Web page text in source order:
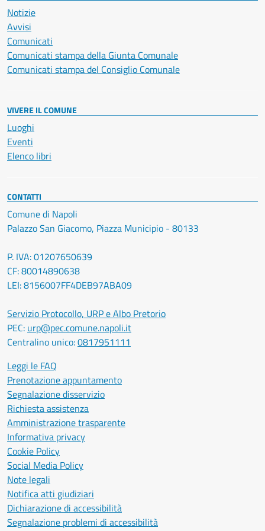
Notizie
Avvisi
Comunicati
Comunicati stampa della Giunta Comunale
Comunicati stampa del Consiglio Comunale
VIVERE IL COMUNE
Luoghi
Eventi
Elenco libri
CONTATTI
Comune di Napoli
Palazzo San Giacomo, Piazza Municipio - 80133
P. IVA: 01207650639
CF: 80014890638
LEI: 8156007FF4DEB97ABA09
Servizio Protocollo, URP e Albo Pretorio
PEC: urp@pec.comune.napoli.it
Centralino unico:0817951111
Leggi le FAQ
Prenotazione appuntamento
Segnalazione disservizio
Richiesta assistenza
Amministrazione trasparente
Informativa privacy
Cookie Policy
Social Media Policy
Note legali
Notifica atti giudiziari
Dichiarazione di accessibilità
Segnalazione problemi di accessibilità